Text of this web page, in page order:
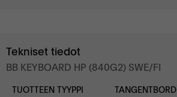
Tekniset tiedot
BB KEYBOARD HP (840G2) SWE/FI
TUOTTEEN TYYPPI
TANGENTBORD